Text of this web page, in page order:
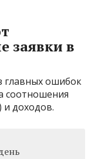
заявки в
главных ошибок
соотношения
и доходов.